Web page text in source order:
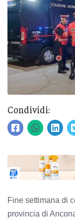
Condividi:
Fine settimana di
provincia di